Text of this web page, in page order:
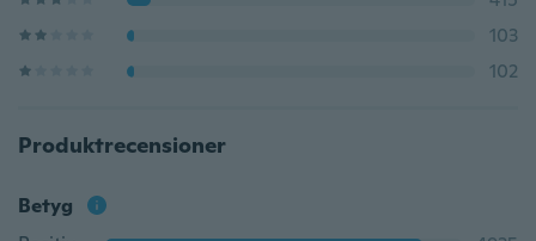
103
102
Produktrecensioner
Betyg